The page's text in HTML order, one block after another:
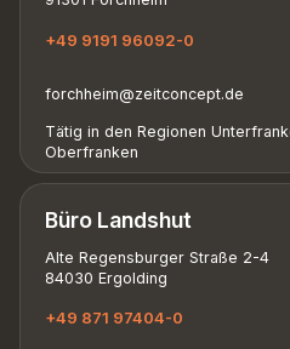
+49 9191 96092-0
forchheim@zeitconcept.de
Tätig in den Regionen
Oberfranken
Büro Landshut
Alte Regensburger Straße 2-4
84030 Ergolding
+49 871 97404-0